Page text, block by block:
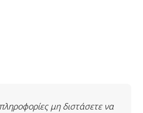
μη διστάσετε να